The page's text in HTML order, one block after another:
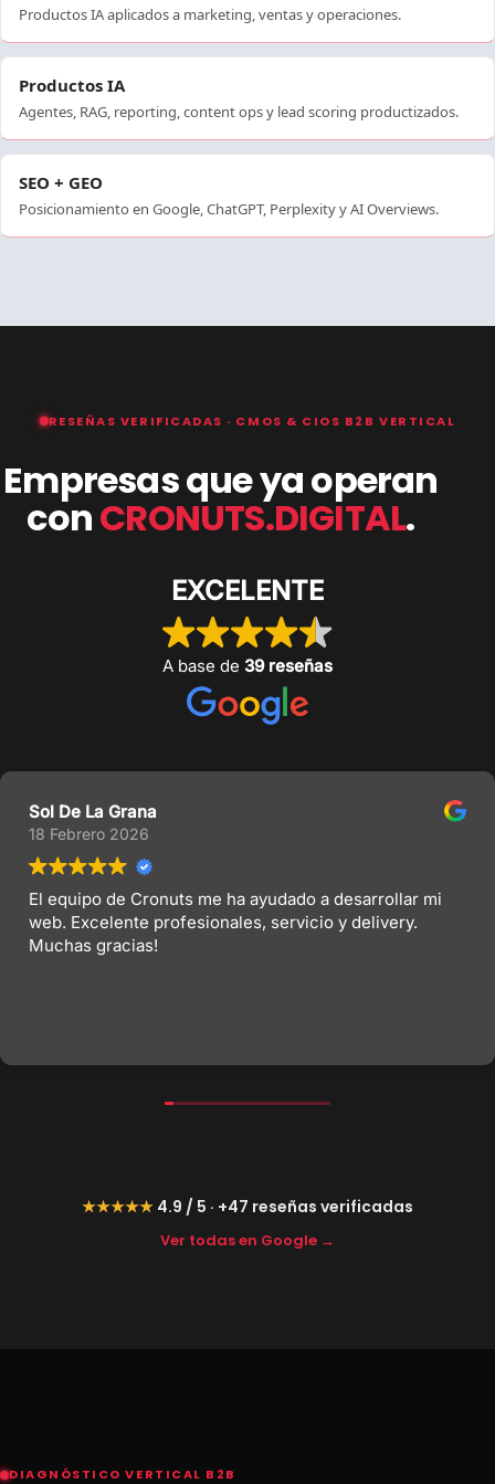
Productos IA aplicados a marketing, ventas y operaciones.
Productos IA
Agentes, RAG, reporting, content ops y lead scoring productizados.
SEO + GEO
Posicionamiento en Google, ChatGPT, Perplexity y AI Overviews.
RESEÑAS VERIFICADAS · CMOS & CIOS B2B VERTICAL
Empresas que ya operan
conCRONUTS.DIGITAL.
EXCELENTE
A base de 39 reseñas
Sol De La Grana
18 Febrero 2026
El equipo de Cronuts me ha ayudado a desarrollar mi
web. Excelente profesionales, servicio y delivery.
Muchas gracias!
★★★★★ 4.9 / 5 · +47 reseñas verificadas
Ver todas en Google →
DIAGNÓSTICO VERTICAL B2B